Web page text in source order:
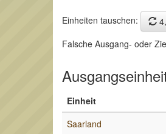
Einheiten tauschen:
Falsche Ausgang- oder
Einheit
Saarland